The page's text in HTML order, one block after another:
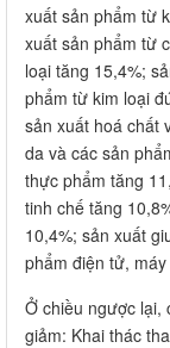
xuất sản phẩm từ
xuất sản phẩm từ
loại tăng 15,4%;
phẩm từ kim loại
sản xuất hoá chất
da và các sản
thực phẩm tăng
tinh chế tăng
10,4%; sản xuất
phẩm điện tử,
Ở chiều ngược lại,
giảm: Khai thác